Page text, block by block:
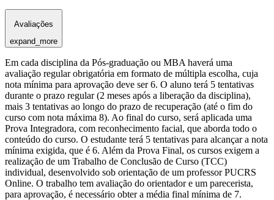
Avaliações
expand_more
Em cada disciplina da Pós-graduação ou MBA haverá uma
avaliação regular obrigatória em formato de múltipla escolha, cuja
nota mínima para aprovação deve ser 6. O aluno terá 5 tentativas
durante o prazo regular (2 meses após a liberação da disciplina),
mais 3 tentativas ao longo do prazo de recuperação (até o fim do
curso com nota máxima 8). Ao final do curso, será aplicada uma
Prova Integradora, com reconhecimento facial, que aborda todo o
conteúdo do curso. O estudante terá 5 tentativas para alcançar a nota
mínima exigida, que é 6. Além da Prova Final, os cursos exigem a
realização de um Trabalho de Conclusão de Curso (TCC)
individual, desenvolvido sob orientação de um professor PUCRS
Online. O trabalho tem avaliação do orientador e um parecerista,
para aprovação, é necessário obter a média final mínima de 7.